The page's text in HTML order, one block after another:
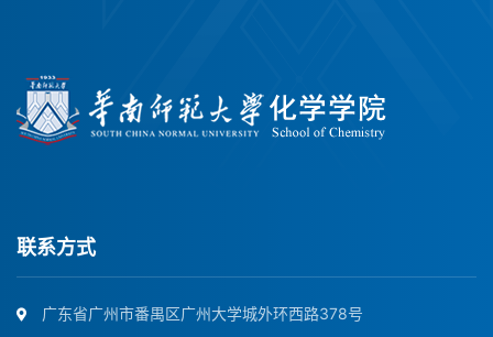
联系方式
广东省广州市番禺区广州大学城外环西路378号